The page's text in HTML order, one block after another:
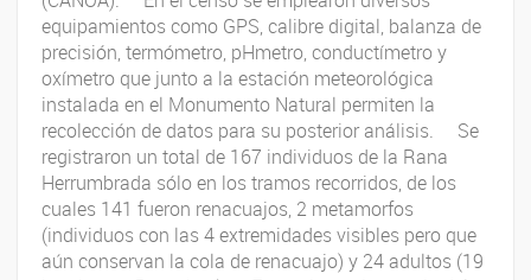
equipamientos como GPS, calibre digital, balanza de
precisión, termómetro, pHmetro, conductímetro y
oxímetro que junto a la estación meteorológica
instalada en el Monumento Natural permiten la
recolección de datos para su posterior análisis. Se
registraron un total de 167 individuos de la Rana
Herrumbrada sólo en los tramos recorridos, de los
cuales 141 fueron renacuajos, 2 metamorfos
(individuos con las 4 extremidades visibles pero que
aún conservan la cola de renacuajo) y 24 adultos (19